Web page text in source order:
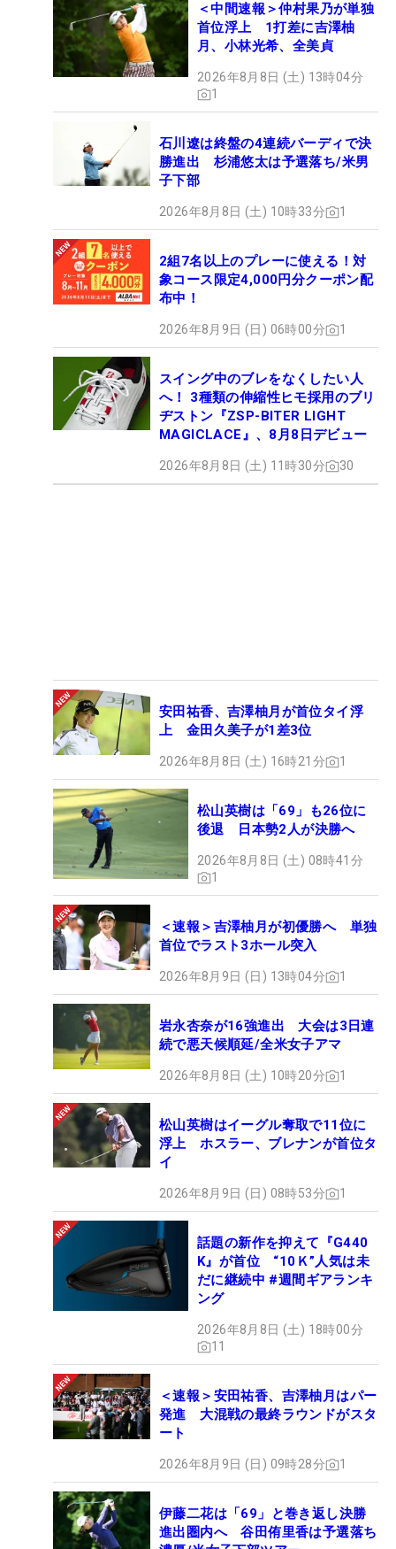
＜中間速報＞仲村果乃が単独
首位浮上 1打差に吉澤柚
月、小林光希、全美貞
2026年8月8日 (土) 13時04分
1
石川遼は終盤の4連続バーディで決
勝進出 杉浦悠太は予選落ち/米男
子下部
2026年8月8日 (土) 10時33分 1
2組7名以上のプレーに使える！対
象コース限定4,000円分クーポン配
布中！
2026年8月9日 (日) 06時00分 1
スイング中のブレをなくしたい人
へ！ 3種類の伸縮性ヒモ採用のブリ
ヂストン『ZSP-BITER LIGHT
MAGICLACE』、8月8日デビュー
2026年8月8日 (土) 11時30分 30
安田祐香、吉澤柚月が首位タイ浮
上 金田久美子が1差3位
2026年8月8日 (土) 16時21分 1
松山英樹は「69」も26位に
後退 日本勢2人が決勝へ
2026年8月8日 (土) 08時41分
1
＜速報＞吉澤柚月が初優勝へ 単独
首位でラスト3ホール突入
2026年8月9日 (日) 13時04分 1
岩永杏奈が16強進出 大会は3日連
続で悪天候順延/全米女子アマ
2026年8月8日 (土) 10時20分 1
松山英樹はイーグル奪取で11位に
浮上 ホスラー、ブレナンが首位タ
イ
2026年8月9日 (日) 08時53分 1
話題の新作を抑えて『G440
K』が首位 “10Ｋ”人気は未
だに継続中 #週間ギアランキ
ング
2026年8月8日 (土) 18時00分
11
＜速報＞安田祐香、吉澤柚月はパー
発進 大混戦の最終ラウンドがスタ
ート
2026年8月9日 (日) 09時28分 1
伊藤二花は「69」と巻き返し決勝
進出圏内へ 谷田侑里香は予選落ち